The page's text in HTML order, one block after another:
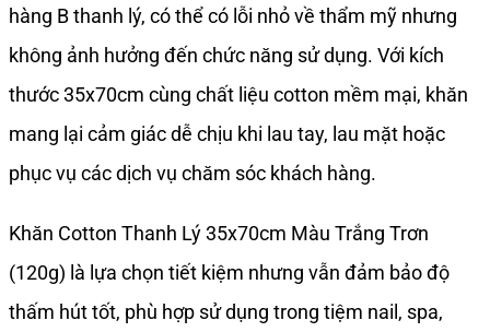
số
lượng
hàng B thanh lý, có thể có lỗi nhỏ về thẩm mỹ nhưng
không ảnh hưởng đến chức năng sử dụng. Với kích
thước 35x70cm cùng chất liệu cotton mềm mại, khăn
mang lại cảm giác dễ chịu khi lau tay, lau mặt hoặc
phục vụ các dịch vụ chăm sóc khách hàng.
Khăn Cotton Thanh Lý 35x70cm Màu Trắng Trơn
(120g) là lựa chọn tiết kiệm nhưng vẫn đảm bảo độ
thấm hút tốt, phù hợp sử dụng trong tiệm nail, spa,